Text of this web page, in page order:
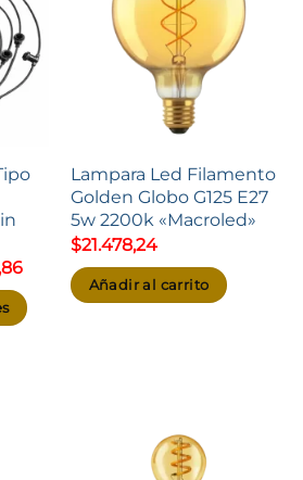
Rango
precios:
desde
Lampara Led Filamento
Golden Globo G125 E27
5w 2200k «Macroled»
$21.478,24
Añadir al carrito